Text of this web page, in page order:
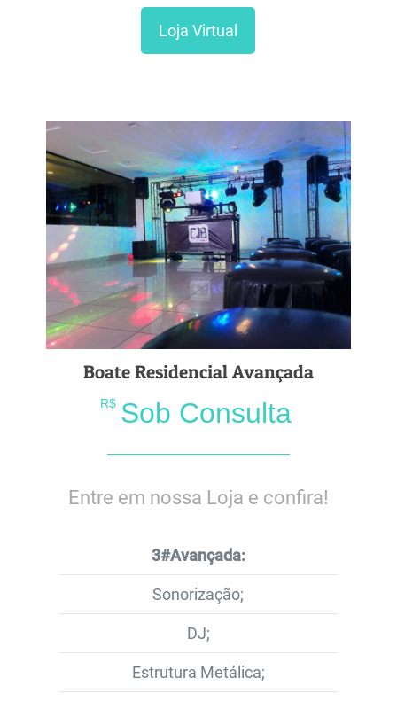
Loja Virtual
Boate Residencial Avançada
R$ Sob Consulta
Entre em nossa Loja e confira!
3#Avançada:
Sonorização;
DJ;
Estrutura Metálica;